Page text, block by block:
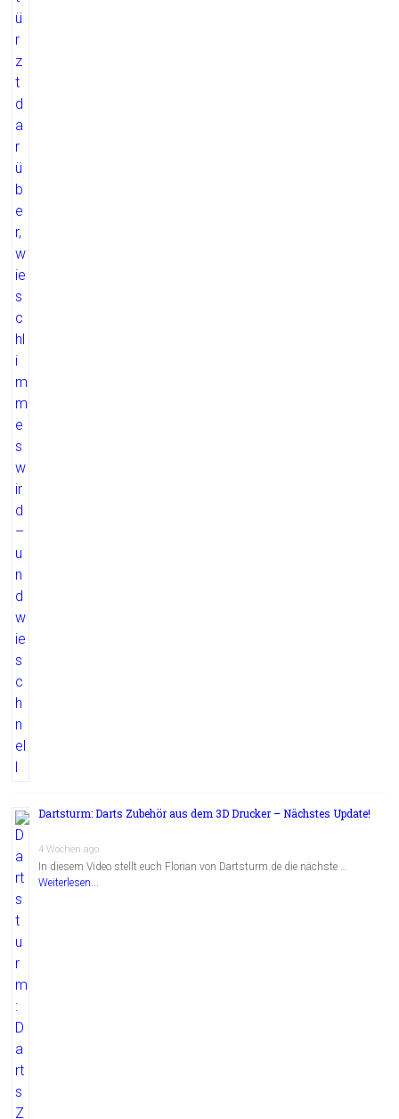
Dartsturm: Darts Zubehör aus dem 3D Drucker – Nächstes Update!
4 Wochen ago
In diesem Video stellt euch Florian von Dartsturm.de die nächste …
Weiterlesen...